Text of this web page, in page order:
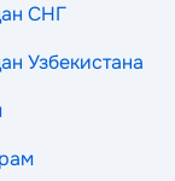
СНГ
Узбекистана